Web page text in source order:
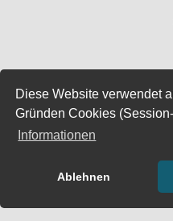
Diese Website verwendet
Gründen Cookies
Informationen
Ablehnen